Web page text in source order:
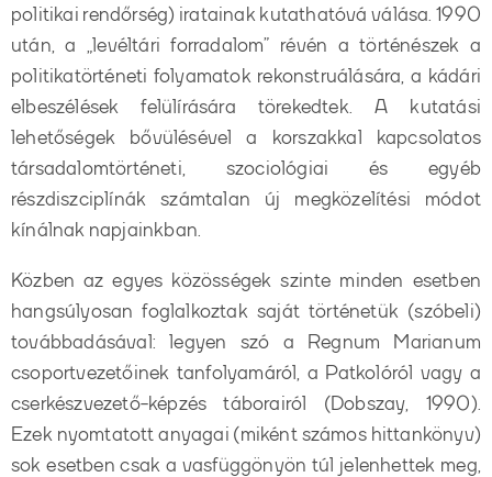
politikai rendőrség) iratainak kutathatóvá válása. 1990
után, a „levéltári forradalom” révén a történészek a
politikatörténeti folyamatok rekonstruálására, a kádári
elbeszélések felülírására törekedtek. A kutatási
lehetőségek bővülésével a korszakkal kapcsolatos
társadalomtörténeti, szociológiai és egyéb
részdiszciplínák számtalan új megközelítési módot
kínálnak napjainkban.
Közben az egyes közösségek szinte minden esetben
hangsúlyosan foglalkoztak saját történetük (szóbeli)
továbbadásával: legyen szó a Regnum Marianum
csoportvezetőinek tanfolyamáról, a Patkolóról vagy a
cserkészvezető-képzés táborairól (Dobszay, 1990).
Ezek nyomtatott anyagai (miként számos hittankönyv)
sok esetben csak a vasfüggönyön túl jelenhettek meg,